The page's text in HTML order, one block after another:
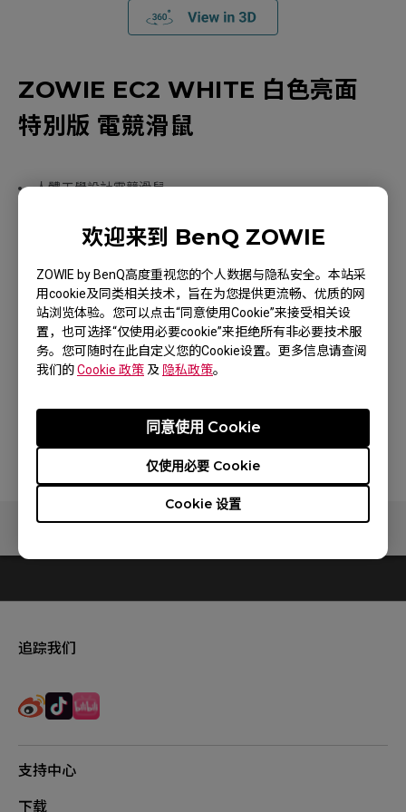
欢迎来到 BenQ ZOWIE
ZOWIE by BenQ高度重视您的个人数据与隐私安全。本站采
用cookie及同类相关技术，旨在为您提供更流畅、优质的网
站浏览体验。您可以点击“同意使用Cookie”来接受相关设
置，也可选择“仅使用必要cookie”来拒绝所有非必要技术服
务。您可随时在此自定义您的Cookie设置。更多信息请查阅
我们的Cookie 政策 及 隐私政策。
Cookie 设置
仅使用必要 Cookie
同意使用 Cookie
ZOWIE EC2 WHITE 白色亮面
特別版 電競滑鼠
人體工學設計電競滑鼠
3360感應器
追踪我们
支持中心
下载